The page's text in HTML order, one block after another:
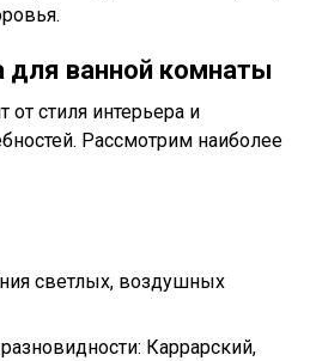
ванной комнаты
стиля интерьера и
Рассмотрим наиболее
светлых, воздушных
Каррарский,